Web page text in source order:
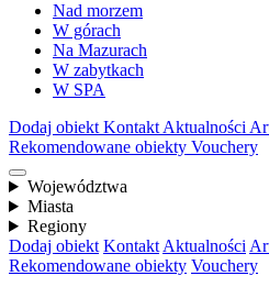
Nad morzem
W górach
Na Mazurach
W zabytkach
W SPA
Dodaj obiekt Kontakt Aktualności
Rekomendowane obiekty Vouchery
Województwa
Miasta
Regiony
Dodaj obiekt Kontakt Aktualności
Rekomendowane obiekty Vouchery